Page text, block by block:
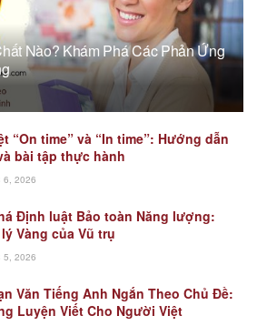
Nào? Khám Phá Các Phản Ứng
“On time” và “In time”: Hướng dẫn
bài tập thực hành
6, 2026
Định luật Bảo toàn Năng lượng:
Vàng của Vũ trụ
5, 2026
Văn Tiếng Anh Ngắn Theo Chủ Đề:
Luyện Viết Cho Người Việt